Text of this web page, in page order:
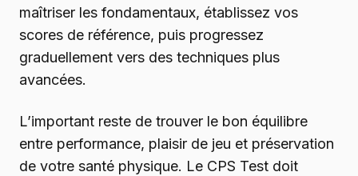
maîtriser les fondamentaux, établissez vos
scores de référence, puis progressez
graduellement vers des techniques plus
avancées.
L’important reste de trouver le bon équilibre
entre performance, plaisir de jeu et préservation
de votre santé physique. Le CPS Test doit